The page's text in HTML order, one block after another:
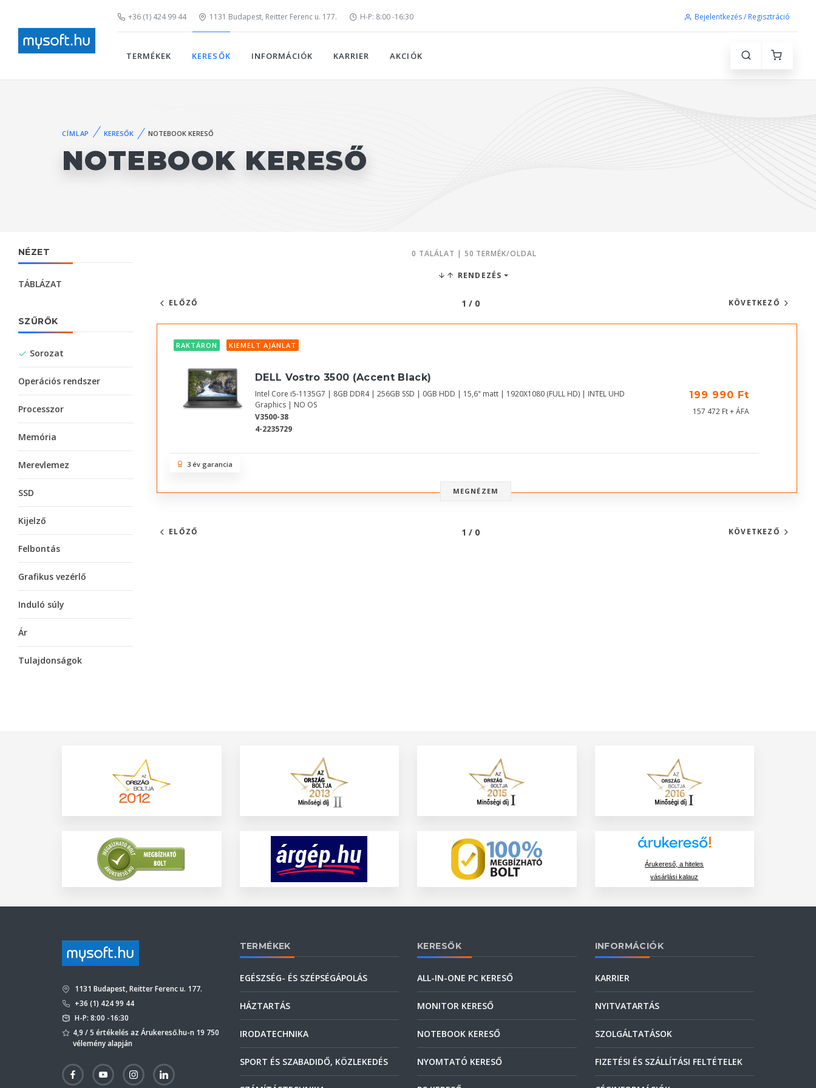
+36 (1) 424 99 44 1131 Budapest, Reitter Ferenc u. 177. H-P: 8:00 -16:30 Bejelentkezés / Regisztráció
TERMÉKEK KERESŐK INFORMÁCIÓK KARRIER AKCIÓK
CÍMLAP KERESŐK NOTEBOOK KERESŐ
NOTEBOOK KERESŐ
NÉZET
TÁBLÁZAT
SZŰRŐK
Sorozat
Operációs rendszer
Processzor
Memória
Merevlemez
SSD
Kijelző
Felbontás
Grafikus vezérlő
Induló súly
Ár
Tulajdonságok
0 TALÁLAT | 50 TERMÉK/OLDAL
RENDEZÉS
ELŐZŐ 1 / 0 KÖVETKEZŐ
RAKTÁRON KIEMELT AJÁNLAT
DELL Vostro 3500 (Accent Black)
Intel Core i5-1135G7 | 8GB DDR4 | 256GB SSD | 0GB HDD | 15,6" matt | 1920X1080 (FULL HD) | INTEL UHD
Graphics | NO OS
V3500-38
4-2235729
199 990 Ft
157 472 Ft + ÁFA
3 év garancia
MEGNÉZEM
ELŐZŐ 1 / 0 KÖVETKEZŐ
Árukereső, a hiteles
vásárlási kalauz
1131 Budapest, Reitter Ferenc u. 177.
+36 (1) 424 99 44
H-P: 8:00 -16:30
4,9 / 5 értékelés az Árukereső.hu-n 19 750
vélemény alapján
TERMÉKEK
EGÉSZSÉG- ÉS SZÉPSÉGÁPOLÁS
HÁZTARTÁS
IRODATECHNIKA
SPORT ÉS SZABADIDŐ, KÖZLEKEDÉS
KERESŐK
ALL-IN-ONE PC KERESŐ
MONITOR KERESŐ
NOTEBOOK KERESŐ
NYOMTATÓ KERESŐ
INFORMÁCIÓK
KARRIER
NYITVATARTÁS
SZOLGÁLTATÁSOK
FIZETÉSI ÉS SZÁLLÍTÁSI FELTÉTELEK